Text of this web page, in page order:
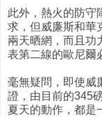
此外，熱火的防守
求，但威廉斯和華
兩天晒網，而且功
表第二線的歐尼爾
毫無疑問，即使威
證，由目前的345
夏天的動作，都是